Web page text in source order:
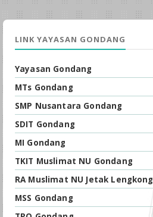
LINK YAYASAN GONDANG
Yayasan Gondang
MTs Gondang
SMP Nusantara Gondang
SDIT Gondang
MI Gondang
TKIT Muslimat NU Gondang
RA Muslimat NU Jetak Lengkong
MSS Gondang